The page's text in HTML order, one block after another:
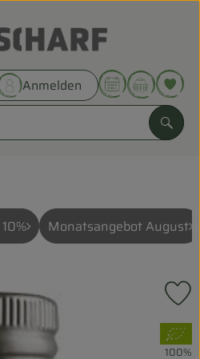
Anmelden
öffnen oder
Biokörbe
Monatsangebot August
, Verband:
100%